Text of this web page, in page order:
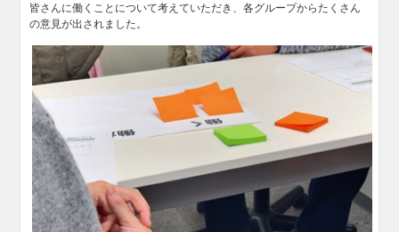
皆さんに働くことについて考えていただき、各グループからたくさん
の意見が出されました。